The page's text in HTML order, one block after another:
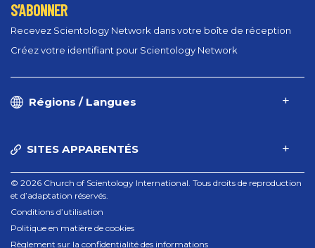
S’ABONNER
Recevez Scientology Network dans votre boîte de réception
Créez votre identifiant pour Scientology Network
Régions / Langues
SITES APPARENTÉS
© 2026 Church of Scientology International. Tous droits de reproduction
et d’adaptation réservés.
Conditions d’utilisation
Politique en matière de cookies
Règlement sur la confidentialité des informations